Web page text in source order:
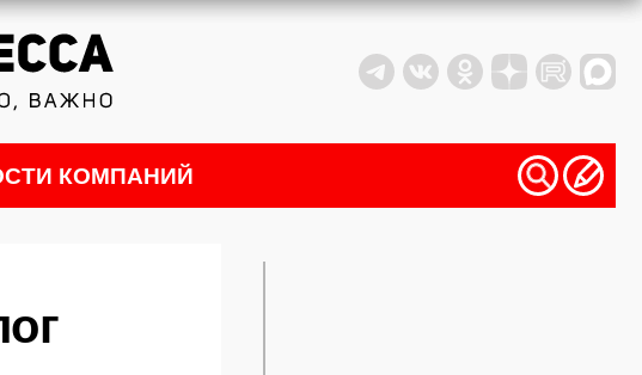
КОМПАНИЙ